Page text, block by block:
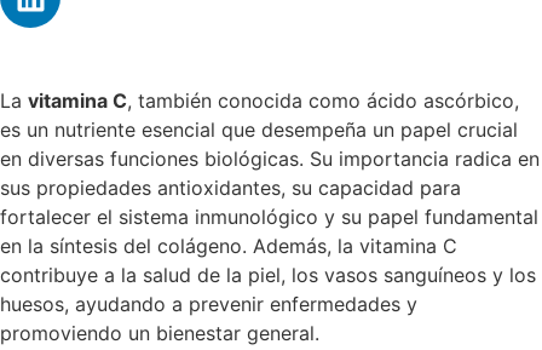
La vitamina C, también conocida como ácido ascórbico,
es un nutriente esencial que desempeña un papel crucial
en diversas funciones biológicas. Su importancia radica en
sus propiedades antioxidantes, su capacidad para
fortalecer el sistema inmunológico y su papel fundamental
en la síntesis del colágeno. Además, la vitamina C
contribuye a la salud de la piel, los vasos sanguíneos y los
huesos, ayudando a prevenir enfermedades y
promoviendo un bienestar general.